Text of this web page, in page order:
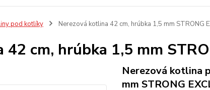
pod kotlíky Nerezová kotlina 42 cm, hrúbka 1,5 mm STRONG
cm, hrúbka 1,5 mm
Nerezová kotlina
mm STRONG